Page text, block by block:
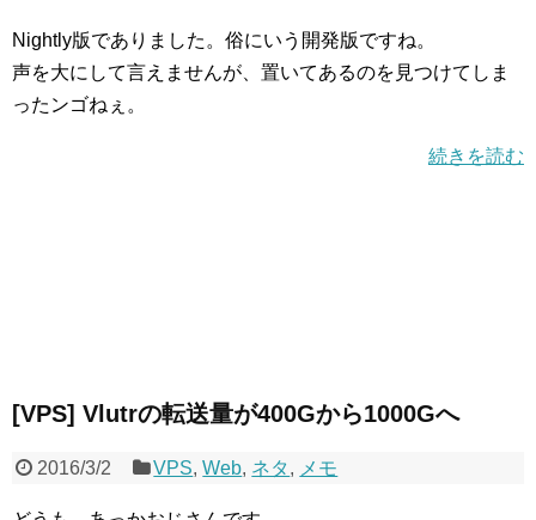
Nightly版でありました。俗にいう開発版ですね。
声を大にして言えませんが、置いてあるのを見つけてしま
ったンゴねぇ。
続きを読む
[VPS] Vlutrの転送量が400Gから1000Gへ
2016/3/2 VPS,Web, ネタ, メモ